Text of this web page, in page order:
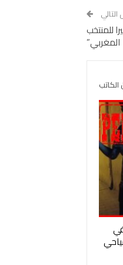
التالي
للمنتخب
المغربي”
الكاتب